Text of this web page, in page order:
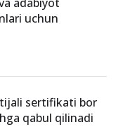
uchun
sertifikati bor
qabul qilinadi